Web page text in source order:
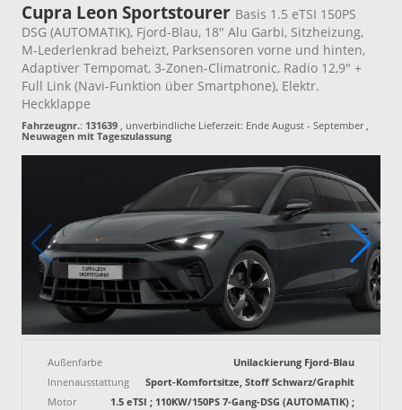
Cupra Leon Sportstourer Basis 1.5 eTSI 150PS
DSG (AUTOMATIK), Fjord-Blau, 18" Alu Garbi, Sitzheizung,
M-Lederlenkrad beheizt, Parksensoren vorne und hinten,
Adaptiver Tempomat, 3-Zonen-Climatronic, Radio 12,9" +
Full Link (Navi-Funktion über Smartphone), Elektr.
Heckklappe
Fahrzeugnr.: 131639 , unverbindliche Lieferzeit: Ende August - September ,
Neuwagen mit Tageszulassung
Außenfarbe
Unilackierung Fjord-Blau
Innenausstattung
Sport-Komfortsitze, Stoff Schwarz/Graphit
Motor
1.5 eTSI ; 110KW/150PS 7-Gang-DSG (AUTOMATIK) ;